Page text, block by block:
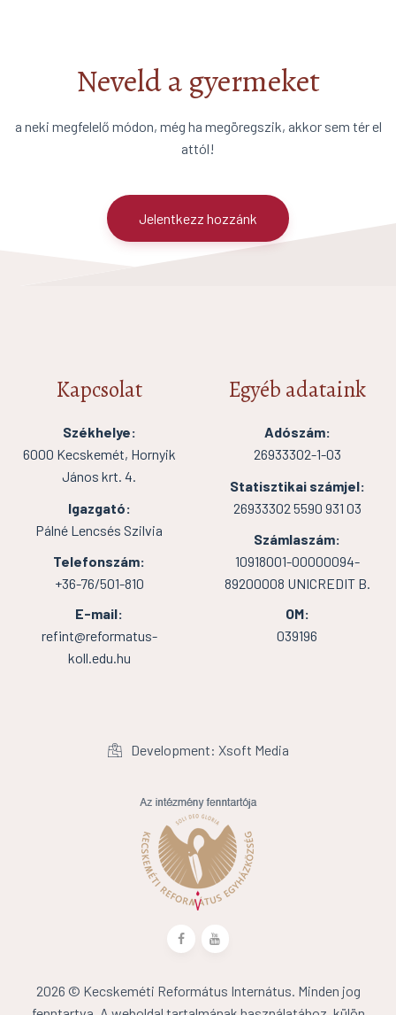
Neveld a gyermeket
a neki megfelelő módon, még ha megöregszik, akkor sem tér el
attól!
Jelentkezz hozzánk
Kapcsolat
Székhelye:
6000 Kecskemét, Hornyik
János krt. 4.
Igazgató:
Pálné Lencsés Szilvia
Telefonszám:
+36-76/501-810
E-mail:
refint@reformatus-
koll.edu.hu
Egyéb adataink
Adószám:
26933302-1-03
Statisztikai számjel:
26933302 5590 931 03
Számlaszám:
10918001-00000094-
89200008 UNICREDIT B.
OM:
039196
Development: Xsoft Media
2026 © Kecskeméti Református Internátus. Minden jog